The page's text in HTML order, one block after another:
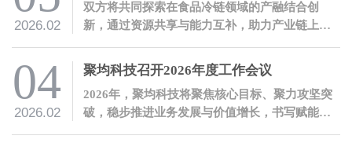
2026.02
双方将共同探索在食品冷链领域的产融结合创
新，通过资源共享与能力互补，助力产业链上下
04
2026.02
聚均科技召开2026年度工作会议
2026年，聚均科技将聚焦核心目标、聚力攻坚突
破，稳步推进业务发展与价值增长，书写赋能实